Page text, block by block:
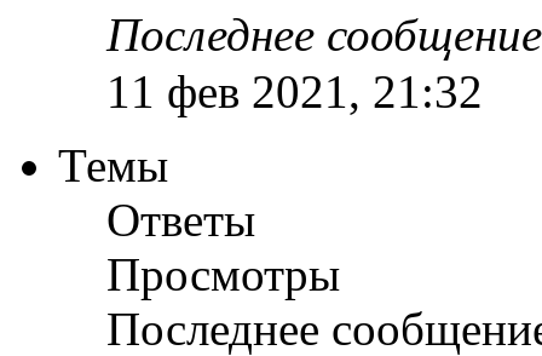
Последнее
11 фев 2021, 21:32
Темы
Ответы
Просмотры
Последнее